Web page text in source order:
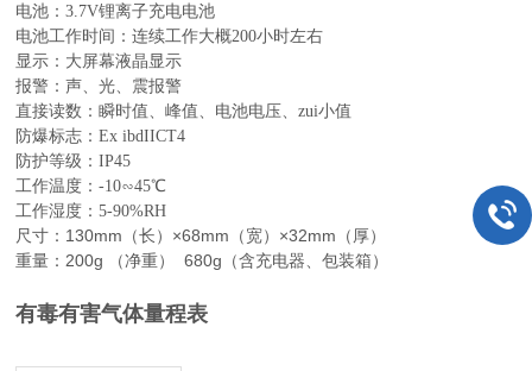
电池：3.7V锂离子充电电池
电池工作时间：连续工作大概200小时左右
显示：大屏幕液晶显示
报警：声、光、震报警
直接读数：瞬时值、峰值、电池电压、zui小值
防爆标志：Ex ibdIICT4
防护等级：IP45
工作温度：-10∽45℃
工作湿度：5-90%RH
尺寸：130mm（长）×68mm（宽）×32mm（厚）
重量：200g （净重） 680g（含充电器、包装箱）
有毒有害气体量程表